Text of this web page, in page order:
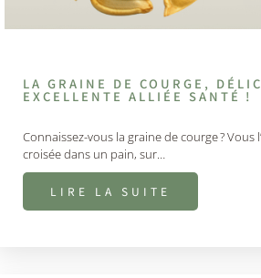
LA GRAINE DE COURGE,
EXCELLENTE ALLIÉE SANTÉ !
Connaissez-vous la graine de courge ? Vous
croisée dans un pain, sur…
LIRE LA SUITE